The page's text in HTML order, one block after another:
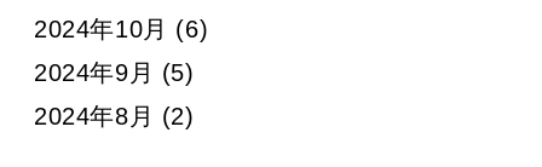
2024年10月 (6)
2024年9月 (5)
2024年8月 (2)